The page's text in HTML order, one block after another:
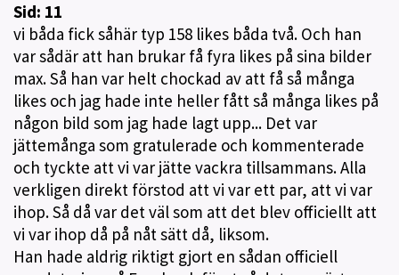
Sid: 11
vi båda fick såhär typ 158 likes båda två. Och han
var sådär att han brukar få fyra likes på sina bilder
max. Så han var helt chockad av att få så många
likes och jag hade inte heller fått så många likes på
någon bild som jag hade lagt upp... Det var
jättemånga som gratulerade och kommenterade
och tyckte att vi var jätte vackra tillsammans. Alla
verkligen direkt förstod att vi var ett par, att vi var
ihop. Så då var det väl som att det blev officiellt att
vi var ihop då på nåt sätt då, liksom.
Han hade aldrig riktigt gjort en sådan officiell